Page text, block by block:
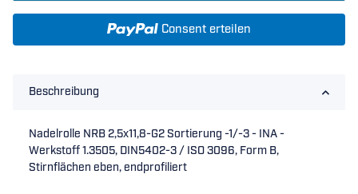
Consent erteilen
Beschreibung
Nadelrolle NRB 2,5x11,8-G2 Sortierung -1/-3 - INA -
Werkstoff 1.3505, DIN5402-3 / ISO 3096, Form B,
Stirnflächen eben, endprofiliert